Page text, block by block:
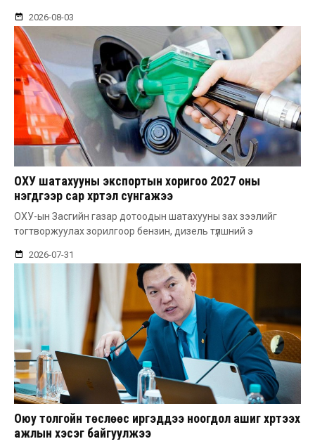
2026-08-03
ОХУ шатахууны экспортын хоригоо 2027 оны
нэгдүгээр сар хүртэл сунгажээ
ОХУ-ын Засгийн газар дотоодын шатахууны зах зээлийг
тогтворжуулах зорилгоор бензин, дизель түлшний э
2026-07-31
Оюу толгойн төслөөс иргэддээ ноогдол ашиг хүртээх
ажлын хэсэг байгуулжээ